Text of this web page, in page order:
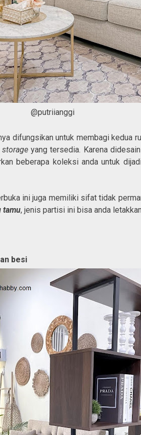
@putriianggi
difungsikan untuk membagi kedua
storage yang tersedia. Karena
beberapa koleksi anda untuk
ini juga memiliki sifat tidak
tamu, jenis partisi ini bisa anda
besi